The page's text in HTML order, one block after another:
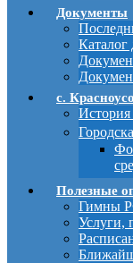
Документы
Каталог
с.
История
Полезные
Гимны
Услуги,